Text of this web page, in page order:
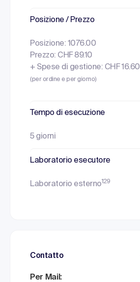
Posizione / Prezzo
Posizione: 1076.00
Prezzo: CHF 89.10
+ Spese di gestione: CHF 16.60
(per ordine e per giorno)
Tempo di esecuzione
5 giorni
Laboratorio esecutore
Laboratorio esterno129
Contatto
Per Mail: